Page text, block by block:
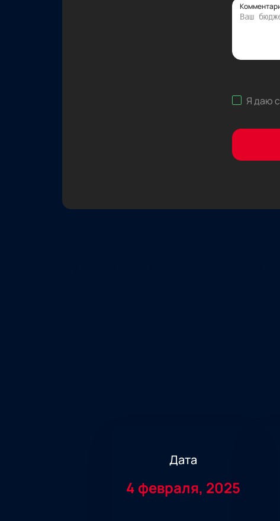
Я даю
Дата
4 февраля, 2025